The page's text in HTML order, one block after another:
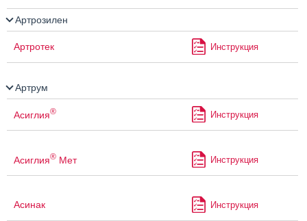
Артрозилен
Артротек Инструкция
Артрум
Асиглия® Инструкция
Асиглия® Мет Инструкция
Асинак Инструкция